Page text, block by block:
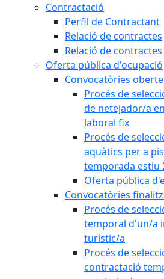
Contractació
Perfil de Contractant
Relació de contractes
Relació de
Oferta pública d'ocupació
Convocatòries
Procés de
de netejador/a
laboral fix
Procés de
aquàtics per a
temporada estiu
Oferta pública
Convocatòries
Procés de
temporal d'un/a
turístic/a
Procés de
contractació